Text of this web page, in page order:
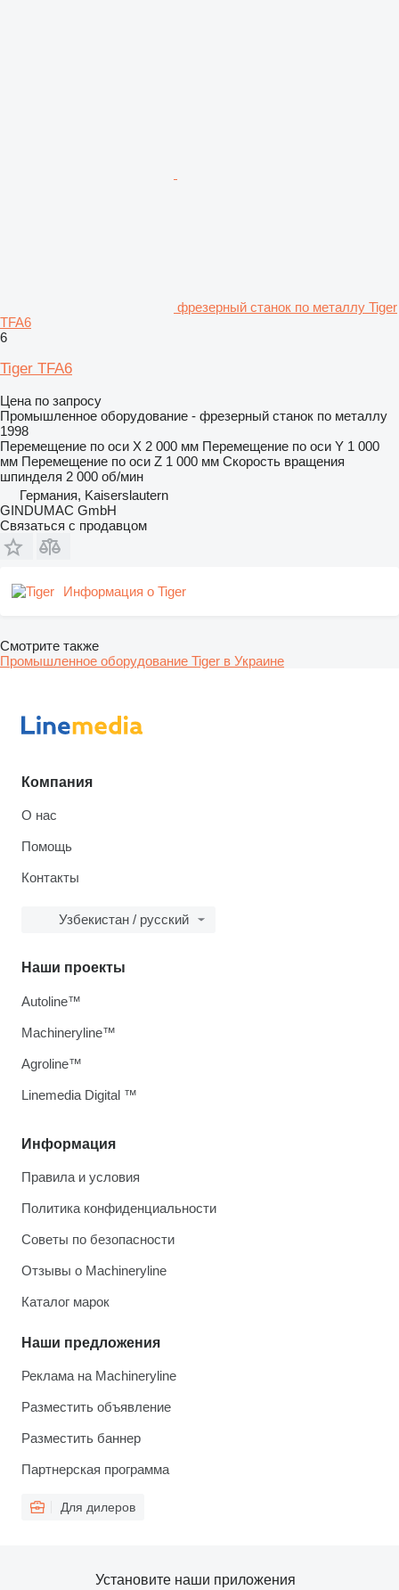
фрезерный станок по металлу Tiger
TFA6
6
Tiger TFA6
Цена по запросу
Промышленное оборудование - фрезерный станок по металлу
1998
Перемещение по оси X 2 000 мм Перемещение по оси Y 1 000
мм Перемещение по оси Z 1 000 мм Скорость вращения
шпинделя 2 000 об/мин
Германия, Kaiserslautern
GINDUMAC GmbH
Связаться с продавцом
Информация о Tiger
Смотрите также
Промышленное оборудование Tiger в Украине
Компания
О нас
Помощь
Контакты
Узбекистан / русский
Информация
Правила и условия
Политика конфиденциальности
Советы по безопасности
Отзывы о Machineryline
Каталог марок
Наши предложения
Реклама на Machineryline
Разместить объявление
Разместить баннер
Партнерская программа
Для дилеров
Наши проекты
Autoline™
Machineryline™
Agroline™
Linemedia Digital ™
Установите наши приложения